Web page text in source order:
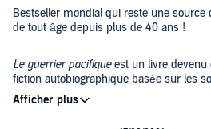
Bestseller mondial qui reste une
de tout âge depuis plus de 40 ans !
Le guerrier pacifiqueest un livre devenu
fiction autobiographique basée sur les
ancien athlète champion du monde.
ses livres et ses conférences, les plus